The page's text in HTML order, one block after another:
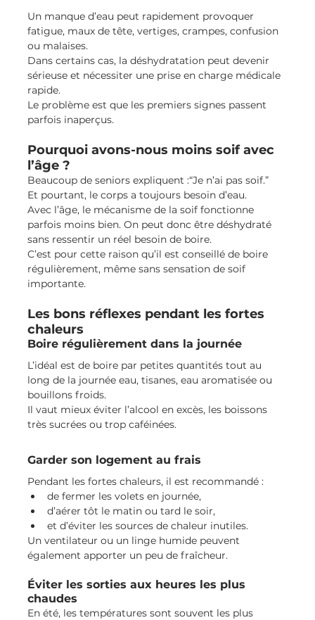
Un manque d’eau peut rapidement provoquer
fatigue, maux de tête, vertiges, crampes, confusion
ou malaises.
Dans certains cas, la déshydratation peut devenir
sérieuse et nécessiter une prise en charge médicale
rapide.
Le problème est que les premiers signes passent
parfois inaperçus.
Pourquoi avons-nous moins soif avec
l’âge ?
Beaucoup de seniors expliquent :“Je n’ai pas soif.”
Et pourtant, le corps a toujours besoin d’eau.
Avec l’âge, le mécanisme de la soif fonctionne
parfois moins bien. On peut donc être déshydraté
sans ressentir un réel besoin de boire.
C’est pour cette raison qu’il est conseillé de boire
régulièrement, même sans sensation de soif
importante.
Les bons réflexes pendant les fortes
chaleurs
Boire régulièrement dans la journée
L’idéal est de boire par petites quantités tout au
long de la journée eau, tisanes, eau aromatisée ou
bouillons froids.
Il vaut mieux éviter l’alcool en excès, les boissons
très sucrées ou trop caféinées.
Garder son logement au frais
Pendant les fortes chaleurs, il est recommandé :
de fermer les volets en journée,
d’aérer tôt le matin ou tard le soir,
et d’éviter les sources de chaleur inutiles.
Un ventilateur ou un linge humide peuvent
également apporter un peu de fraîcheur.
Éviter les sorties aux heures les plus
chaudes
En été, les températures sont souvent les plus